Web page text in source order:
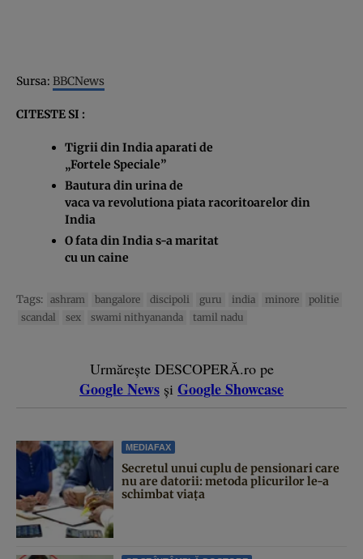
Sursa: BBCNews
CITESTE SI :
Tigrii din India aparati de
„Fortele Speciale”
Bautura din urina de
vaca va revolutiona piata racoritoarelor din
India
O fata din India s-a maritat
cu un caine
Tags: ashram bangalore discipoli guru india minore
politie
scandal
sex swami nithyananda tamil nadu
Urmărește DESCOPERĂ.ro pe
Google News și Google Showcase
MEDIAFAX
Secretul unui cuplu de pensionari care
nu are datorii: metoda plicurilor le-a
schimbat viața